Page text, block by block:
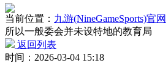
当前位置： 九游(NineGameSports)官网
所以一般委会并未设特地的教育局
返回列表
时间：2026-03-04 15:18